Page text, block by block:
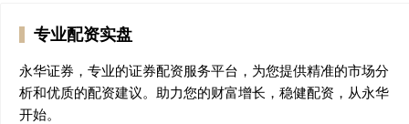
专业配资实盘
永华证券，专业的证券配资服务平台，为您提供精准的市场分
析和优质的配资建议。助力您的财富增长，稳健配资，从永华
开始。